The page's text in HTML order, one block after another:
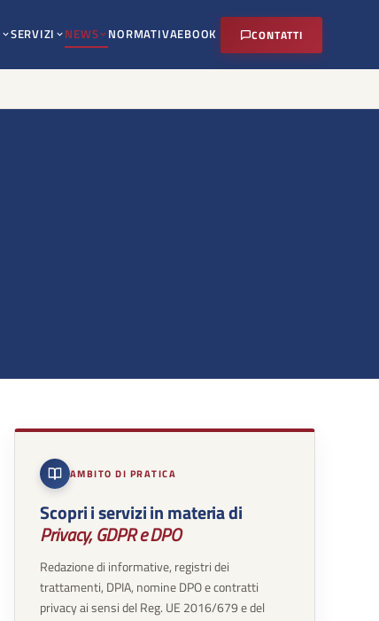
SERVIZI NEWS NORMATIVAEBOOK CONTATTI
AMBITO DI PRATICA
Scopri i servizi in materia di
Privacy, GDPR e DPO
Redazione di informative, registri dei
trattamenti, DPIA, nomine DPO e contratti
privacy ai sensi del Reg. UE 2016/679 e del